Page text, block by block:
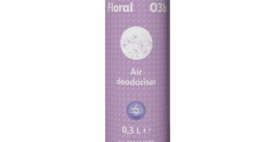
Gama de cosmetice hoteliere
Gama de cosmetice hoteliere Sense